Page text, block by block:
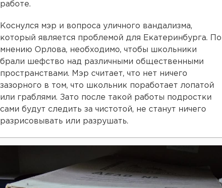
работе.
Коснулся мэр и вопроса уличного вандализма,
который является проблемой для Екатеринбурга. По
мнению Орлова, необходимо, чтобы школьники
брали шефство над различными общественными
пространствами. Мэр считает, что нет ничего
зазорного в том, что школьник поработает лопатой
или граблями. Зато после такой работы подростки
сами будут следить за чистотой, не станут ничего
разрисовывать или разрушать.